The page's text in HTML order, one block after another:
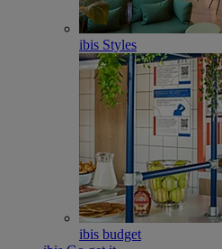
ibis Styles
ibis budget